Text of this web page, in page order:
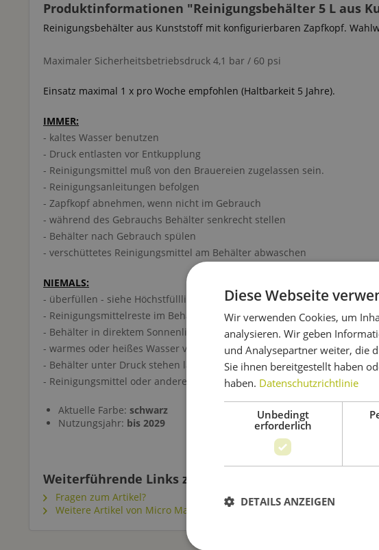
Produktinformationen "Reinigungsbehälter 5 L aus
Reinigungsbehälter aus Kunststoff mit konfigurierbaren Zapfkopf.
Maximaler Sicherheitsbetriebsdruck 4,1 bar / 60 psi
Einsatz maximal 1 x pro Woche empfohlen (Haltbarkeit 5 Jahre).
IMMER:
- kaltes Wasser benutzen
- Druck entlasten vor Entkupplung
- Reinigungsmittel muß von den Brauereien zugelassen sein.
- Reinigungsanleitungen befolgen
- Zapfkopf abnehmen, wenn nicht im Gebrauch
- während des Gebrauchs Behälter senkrecht stellen
- Behälter nach Gebrauch spülen
- verschüttetes Reinigungsmittel am Behälter abwaschen
NIEMALS:
- überfüllen - siehe Höchstfülllinie.....
- Reinigungsmittelreste im Behälter lassen
- Behälter in direktem Sonnenlicht lagern oder benutzen
- warmes oder heißes Wasser verwenden
- Behälter unter Druck stehen lassen, wenn nicht im Gebrauch
- Reinigungsmittel oder andere Flüssigkeiten in diesem Behälter
Aktuelle Farbe: schwarz
Nutzungsjahr: bis 2029
Weiterführende Links zu "Reinigungsbehälter 5 L
Fragen zum Artikel?
Weitere Artikel von Micro Matic
Diese Webseite
Wir verwenden Cookies, um
analysieren. Wir geben
und Analysepartner weiter, die
Sie ihnen bereitgestellt haben
haben. Datenschutzrichtlinie
Unbedingt
erforderlich
DETAILS ANZEIGEN